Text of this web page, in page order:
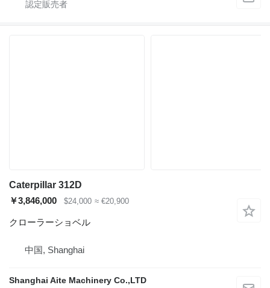
Caterpillar 312D
￥3,846,000
$24,000 ≈ €20,900
クローラーショベル
中国, Shanghai
Shanghai Aite Machinery Co.,LTD